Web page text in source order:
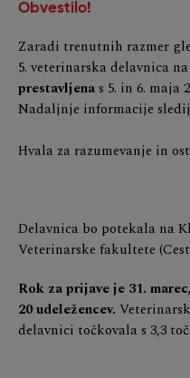
Obvestilo!
Zaradi trenutnih razmer
5. veterinarska delavnica
prestavljenas 5. in 6. maja
Nadaljnje informacije
Hvala za razumevanje in
Delavnica bo potekala na
Veterinarske fakultete
Rok za prijave je 31.
20 udeležencev.
delavnici točkovala s 3,3